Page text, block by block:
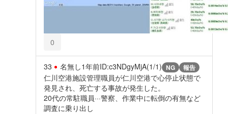
0
33 名無し1年前ID:c3NDgyMjA(1/1) NG 報告
仁川空港施設管理職員が仁川空港で心停止状態で
発見され、死亡する事故が発生した。
20代の常駐職員···警察、作業中に転倒の有無など
調査に乗り出し